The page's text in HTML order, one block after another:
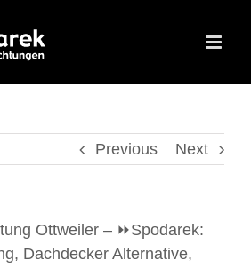
Previous Next
Ottweiler – ⏩Spodarek:
Dachdecker Alternative,